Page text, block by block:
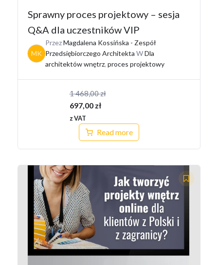
Sprawny proces projektowy – sesja
Q&A dla uczestników VIP
MK
PrzezMagdalena Kossińska - Zespół
Przedsiębiorczego Architekta WDla
architektów wnętrz, proces projektowy
1 468,00zł
Pierwotna
cena
wynosiła:
697,00 zł
Aktualna
cena
wynosi:
z VAT
Read more